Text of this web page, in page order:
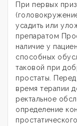
При первых
усадить или
препаратом
наличие у
способных
таковой при
простаты.
время терапии
ректальное
определение